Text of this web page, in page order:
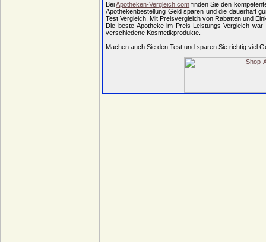
BeiApotheken-Vergleich.com finden Sie den
Apothekenbestellung Geld sparen und die dauerhaft
Test Vergleich. Mit Preisvergleich von Rabatten und
Die beste Apotheke im Preis-Leistungs-Vergleich
verschiedene Kosmetikprodukte.
Machen auch Sie den Test und sparen Sie richtig viel